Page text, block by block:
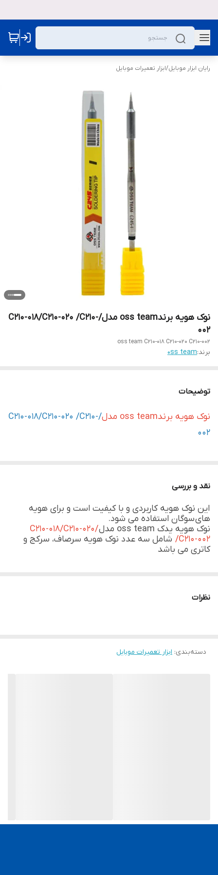
رایان ابزار موبایل/ابزار تعمیرات موبایل
نوک هویه برندoss team مدل/C210-018/C210-020 /C210-
002
oss team C210-018 C210-020 C210-002
برند:0ss team
توضیحات
نوک هویه برندoss team مدل
/C210-018/C210-020 /C210-
002
نقد و بررسی
این نوک هویه کاربردی و با کیفیت است و برای هویه
های سوگان استفاده می شود.
نوک هویه یدک oss team مدل
/C210-018/C210-020
/C210-002 شامل سه عدد نوک هویه سرصاف، سرکج و
کاتری می باشد
نظرات
دسته‌بندی: ابزار تعمیرات موبایل